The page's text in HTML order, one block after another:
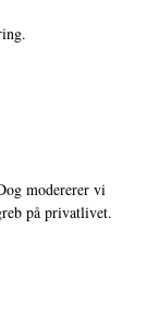
modererer vi
på privatlivet.